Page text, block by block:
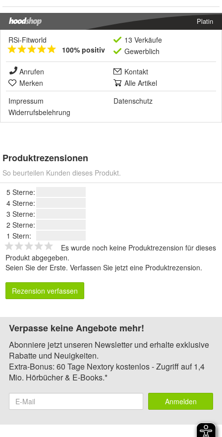
Platin
RSi-Fitworld
100% positiv
13 Verkäufe
Gewerblich
Anrufen
Kontakt
Merken
Alle Artikel
Impressum
Datenschutz
Widerrufsbelehrung
Produktrezensionen
So beurteilen Kunden dieses Produkt.
5 Sterne:
4 Sterne:
3 Sterne:
2 Sterne:
1 Stern:
Es wurde noch keine Produktrezension für dieses
Produkt abgegeben.
Seien Sie der Erste. Verfassen Sie jetzt eine Produktrezension.
Rezension verfassen
Verpasse keine Angebote mehr!
Abonniere jetzt unseren Newsletter und erhalte exklusive
Rabatte und Neuigkeiten.
Extra-Bonus: 60 Tage Nextory kostenlos - Zugriff auf 1,4
Mio. Hörbücher & E-Books.*
Anmelden